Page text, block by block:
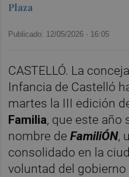
Plaza
Publicado: 12/05/2026 · 16:05
CASTELLÓ. La
Infancia de Castelló
martes la III edición
Familia, que este año
nombre deFamiliÓN,
consolidado en la
voluntad del